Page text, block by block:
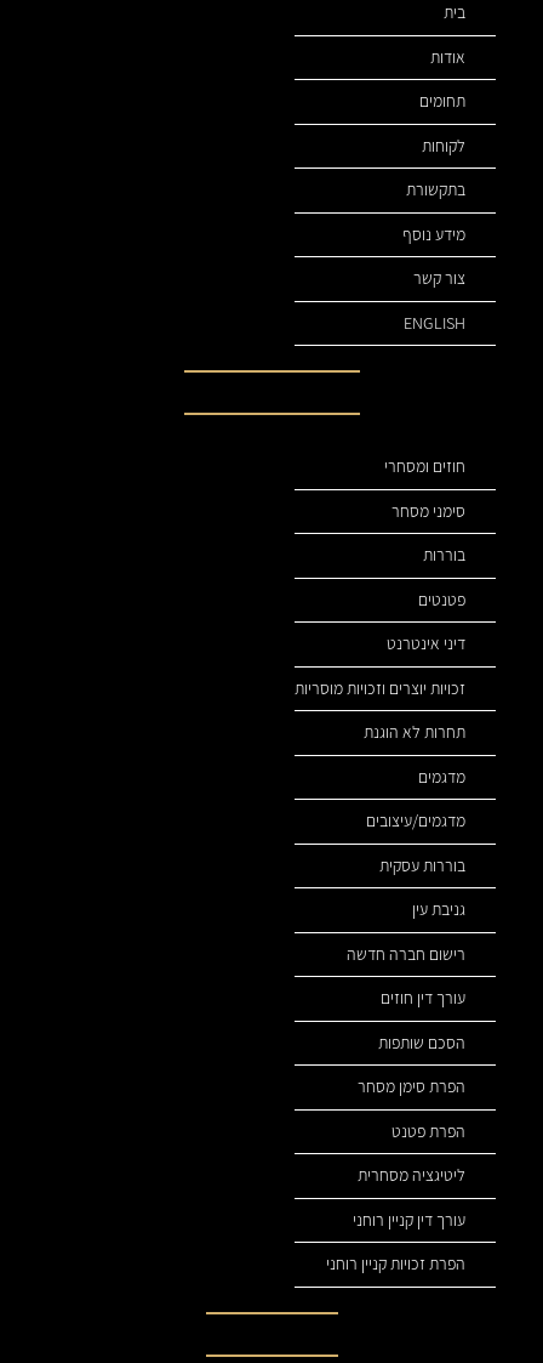
בית
אודות
תחומים
לקוחות
בתקשורת
מידע נוסף
צור קשר
ENGLISH
חוזים ומסחרי
סימני מסחר
בוררות
פטנטים
דיני אינטרנט
זכויות יוצרים וזכויות מוסריות
תחרות לא הוגנת
מדגמים
מדגמים/עיצובים
בוררות עסקית
גניבת עין
רישום חברה חדשה
עורך דין חוזים
הסכם שותפות
הפרת סימן מסחר
הפרת פטנט
ליטיגציה מסחרית
עורך דין קניין רוחני
הפרת זכויות קניין רוחני